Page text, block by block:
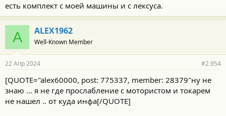
есть комплект с моей машины и с лексуса.
A ALEX1962
Well-Known Member
22 Апр 2024 #2.954
[QUOTE="alex60000, post: 775337, member: 28379"ну не
знаю … я не где прослабление с мотористом и токарем
не нашел .. от куда инфа[/QUOTE]